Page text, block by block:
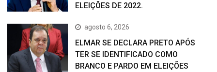
ELEIÇÕES DE 2022.
agosto 6, 2026
ELMAR SE DECLARA PRETO APÓS
TER SE IDENTIFICADO COMO
BRANCO E PARDO EM ELEIÇÕES